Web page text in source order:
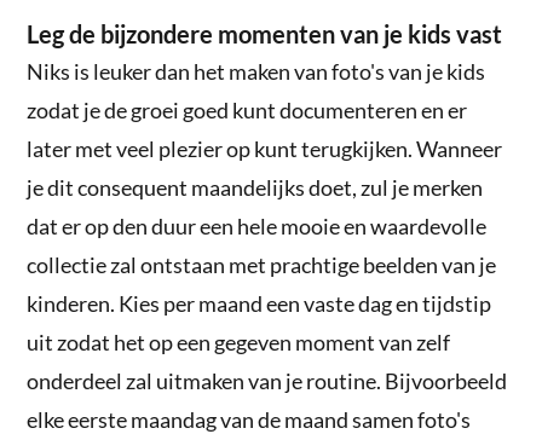
Leg de bijzondere momenten van je kids vast
Niks is leuker dan het maken van foto's van je kids
zodat je de groei goed kunt documenteren en er
later met veel plezier op kunt terugkijken. Wanneer
je dit consequent maandelijks doet, zul je merken
dat er op den duur een hele mooie en waardevolle
collectie zal ontstaan met prachtige beelden van je
kinderen. Kies per maand een vaste dag en tijdstip
uit zodat het op een gegeven moment van zelf
onderdeel zal uitmaken van je routine. Bijvoorbeeld
elke eerste maandag van de maand samen foto's